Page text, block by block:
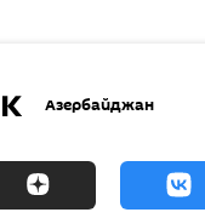
Азербайджан